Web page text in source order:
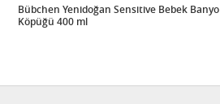
Bübchen Yenidoğan Sensitive Bebek Banyo
Köpüğü 400 ml